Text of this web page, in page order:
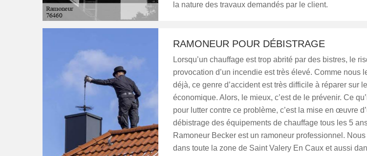
la nature des travaux demandés par le client.
RAMONEUR POUR DÉBISTRAGE
Lorsqu’un chauffage est trop abrité par des bistres, le
provocation d’un incendie est très élevé. Comme nous
déjà, ce genre d’accident est très difficile à réparer sur
économique. Alors, le mieux, c’est de le prévenir. Ce
pour lutter contre ce problème, c’est la mise en œuvre
débistrage des équipements de chauffage tous les 5
Ramoneur Becker est un ramoneur professionnel.
dans toute la zone de Saint Valery En Caux et aussi